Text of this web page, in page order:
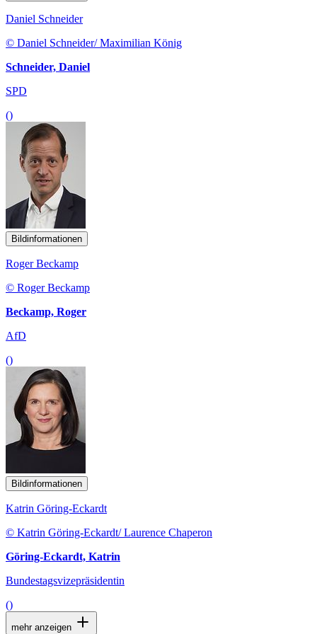
Daniel Schneider
© Daniel Schneider/ Maximilian König
Schneider, Daniel
SPD
()
Bildinformationen
Roger Beckamp
© Roger Beckamp
Beckamp, Roger
AfD
()
Bildinformationen
Katrin Göring-Eckardt
© Katrin Göring-Eckardt/ Laurence Chaperon
Göring-Eckardt, Katrin
Bundestagsvizepräsidentin
()
mehr anzeigen